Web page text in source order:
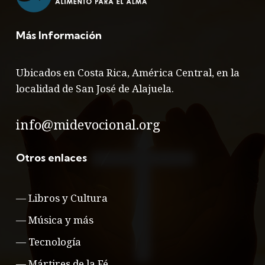
Más Información
Ubicados en Costa Rica, América Central, en la
localidad de San José de Alajuela.
info@midevocional.org
Otros enlaces
—Libros y Cultura
—Música y más
— Tecnología